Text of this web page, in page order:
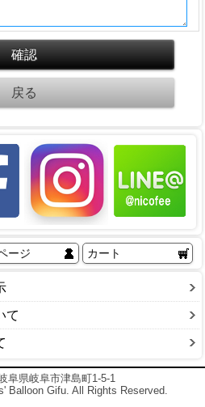
ージ カート
て
阜県岐阜市津島町1-5-1
Balloon Gifu. All Rights Reserved.